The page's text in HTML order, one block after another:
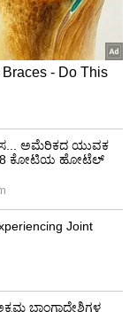
ನಿಷ್ಠೆಯಿಂದ
ಶಿಫಾರಸು
ನಮಗೂ
ನೀವು ತಾನೇ